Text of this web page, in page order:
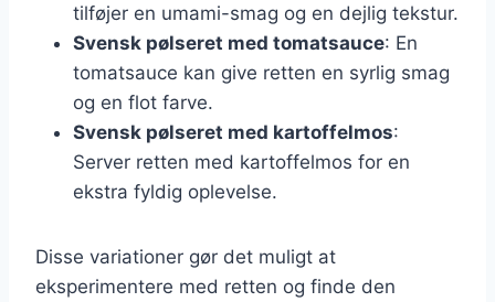
tilføjer en umami-smag og en dejlig tekstur.
Svensk pølseret med tomatsauce: En
tomatsauce kan give retten en syrlig smag
og en flot farve.
Svensk pølseret med kartoffelmos:
Server retten med kartoffelmos for en
ekstra fyldig oplevelse.
Disse variationer gør det muligt at
eksperimentere med retten og finde den